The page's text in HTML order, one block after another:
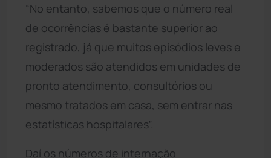
“No entanto, sabemos que o número real
de ocorrências é bastante superior ao
registrado, já que muitos episódios leves e
moderados são atendidos em unidades de
pronto atendimento, consultórios ou
mesmo tratados em casa, sem entrar nas
estatísticas hospitalares”.
Daí os números de internação